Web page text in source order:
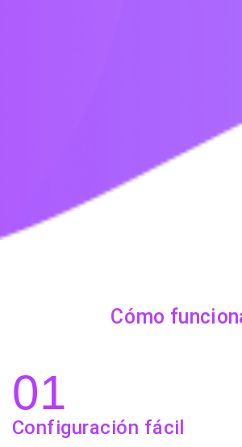
Cómo
01
Configuración fácil